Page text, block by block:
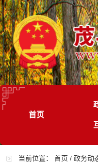
首页
当前位置：首页 /政务动